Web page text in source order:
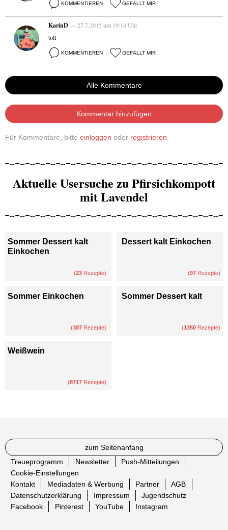
KOMMENTIEREN GEFÄLLT MIR
KarinD— 27.7.2015 um 19:14 Uhr
toll
KOMMENTIEREN GEFÄLLT MIR
Alle Kommentare
Kommentar hinzufügen
Für Kommentare, bitte einloggen oder registrieren
Aktuelle Usersuche zu Pfirsichkompott
mit Lavendel
Sommer Dessert kalt
Einkochen
(23 Rezepte)
Dessert kalt Einkochen
(97 Rezepte)
Sommer Einkochen
(387 Rezepte)
Sommer Dessert kalt
(1350 Rezepte)
Weißwein
(8717 Rezepte)
zum Seitenanfang
Treueprogramm
Newsletter
Push-Mitteilungen
Cookie-Einstellungen
Kontakt
Mediadaten & Werbung Partner
AGB
Datenschutzerklärung
Impressum
Jugendschutz
Facebook
Pinterest YouTube Instagram